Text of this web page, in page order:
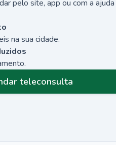
pelo site, app ou com a
na sua cidade.
teleconsulta